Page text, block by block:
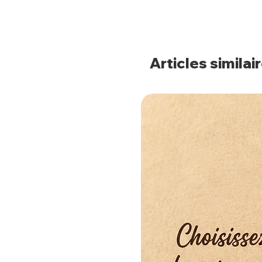
Articles